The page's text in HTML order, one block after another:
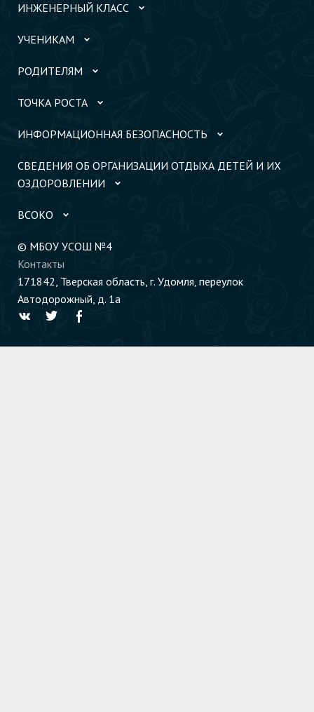
ИНЖЕНЕРНЫЙ КЛАСС
УЧЕНИКАМ
РОДИТЕЛЯМ
ТОЧКА РОСТА
ИНФОРМАЦИОННАЯ БЕЗОПАСНОСТЬ
СВЕДЕНИЯ ОБ ОРГАНИЗАЦИИ ОТДЫХА ДЕТЕЙ И ИХ
ОЗДОРОВЛЕНИИ
ВСОКО
© МБОУ УСОШ №4
Контакты
171842, Тверская область, г. Удомля, переулок
Автодорожный, д. 1а